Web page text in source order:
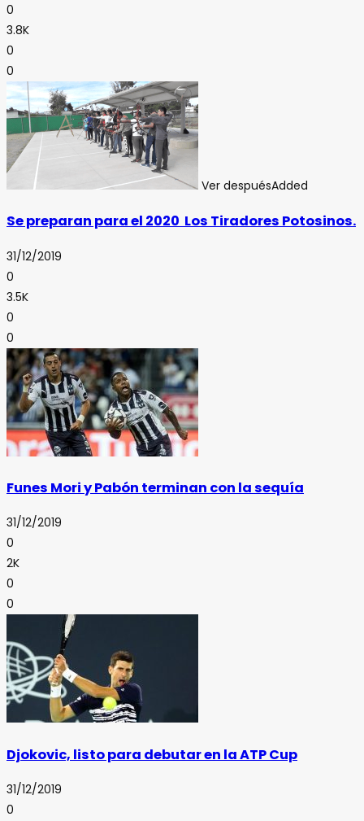
0
3.8K
0
0
Ver despuésAdded
Se preparan para el 2020 Los Tiradores Potosinos.
31/12/2019
0
3.5K
0
0
Funes Mori y Pabón terminan con la sequía
31/12/2019
0
2K
0
0
Djokovic, listo para debutar en la ATP Cup
31/12/2019
0